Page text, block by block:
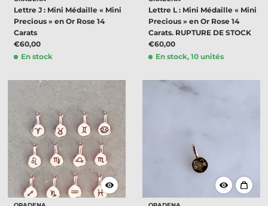
Lettre J : Mini Médaille « Mini
Precious » en Or Rose 14
Carats
€60,00
En stock
Lettre L : Mini Médaille « Mini
Precious » en Or Rose 14
Carats. RUPTURE DE STOCK
€60,00
En stock, 10 unités